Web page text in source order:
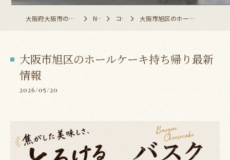
大阪府大阪市のレストランならAiko plus NEWS コラム 大阪市旭区のホールケーキ持ち帰り最新情報
大阪市旭区のホールケーキ持ち帰り最新
情報
2026/05/20